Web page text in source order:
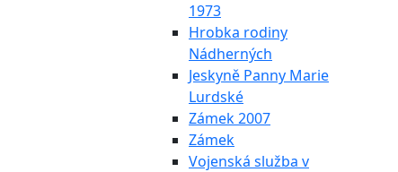
1973
Hrobka rodiny
Nádherných
Jeskyně Panny Marie
Lurdské
Zámek 2007
Zámek
Vojenská služba v